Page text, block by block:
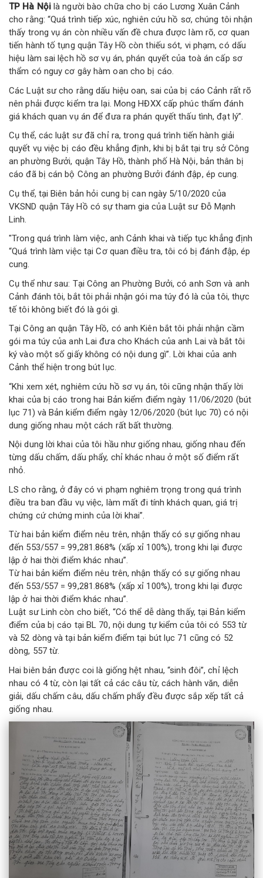
TP Hà Nộilà người bào chữa cho bị cáo Lương Xuân Cảnh
cho rằng: “Quá trình tiếp xúc, nghiên cứu hồ sơ, chúng tôi nhận
thấy trong vụ án còn nhiều vấn đề chưa được làm rõ, cơ quan
tiến hành tố tụng quận Tây Hồ còn thiếu sót, vi phạm, có dấu
hiệu làm sai lệch hồ sơ vụ án, phán quyết của toà án cấp sơ
thẩm có nguy cơ gây hàm oan cho bị cáo.
Các Luật sư cho rằng dấu hiệu oan, sai của bị cáo Cảnh rất rõ
nên phải được kiểm tra lại. Mong HĐXX cấp phúc thẩm đánh
giá khách quan vụ án để đưa ra phán quyết thấu tình, đạt lý”.
Cụ thể, các luật sư đã chỉ ra, trong quá trình tiến hành giải
quyết vụ việc bị cáo đều khẳng định, khi bị bắt tại trụ sở Công
an phường Bưởi, quận Tây Hồ, thành phố Hà Nội, bản thân bị
cáo đã bị cán bộ Công an phường Bưởi đánh đập, ép cung.
Cụ thể, tại Biên bản hỏi cung bị can ngày 5/10/2020 của
VKSND quận Tây Hồ có sự tham gia của Luật sư Đỗ Mạnh
Linh.
"Trong quá trình làm việc, anh Cảnh khai và tiếp tục khẳng định
“Quá trình làm việc tại Cơ quan điều tra, tôi có bị đánh đập, ép
cung.
Cụ thể như sau: Tại Công an Phường Bưởi, có anh Sơn và anh
Cảnh đánh tôi, bắt tôi phải nhận gói ma túy đó là của tôi, thực
tế tôi không biết đó là gói gì.
Tại Công an quận Tây Hồ, có anh Kiên bắt tôi phải nhận cầm
gói ma túy của anh Lai đưa cho Khách của anh Lai và bắt tôi
ký vào một số giấy không có nội dung gì”. Lời khai của anh
Cảnh thể hiện trong bút lục.
“Khi xem xét, nghiêm cứu hồ sơ vụ án, tôi cũng nhận thấy lời
khai của bị cáo trong hai Bản kiểm điểm ngày 11/06/2020 (bút
lục 71) và Bản kiểm điểm ngày 12/06/2020 (bút lục 70) có nội
dung giống nhau một cách rất bất thường.
Nội dung lời khai của tôi hầu như giống nhau, giống nhau đến
từng dấu chấm, dấu phẩy, chỉ khác nhau ở một số điểm rất
nhỏ.
LS cho rằng, ở đây có vi phạm nghiêm trọng trong quá trình
điều tra ban đầu vụ việc, làm mất đi tính khách quan, giá trị
chứng cứ chứng minh của lời khai”.
Từ hai bản kiểm điểm nêu trên, nhận thấy có sự giống nhau
đến 553/557 = 99,281.868% (xấp xỉ 100%), trong khi lại được
lập ở hai thời điểm khác nhau”.
Từ hai bản kiểm điểm nêu trên, nhận thấy có sự giống nhau
đến 553/557 = 99,281.868% (xấp xỉ 100%), trong khi lại được
lập ở hai thời điểm khác nhau”.
Luật sư Linh còn cho biết, “Có thể dễ dàng thấy, tại Bản kiểm
điểm của bị cáo tại BL 70, nội dung tự kiểm của tôi có 553 từ
và 52 dòng và tại bản kiểm điểm tại bút lục 71 cũng có 52
dòng, 557 từ.
Hai biên bản được coi là giống hệt nhau, “sinh đôi”, chỉ lệch
nhau có 4 từ, còn lại tất cả các câu từ, cách hành văn, diễn
giải, dấu chấm câu, dấu chấm phẩy đều được sắp xếp tất cả
giống nhau.